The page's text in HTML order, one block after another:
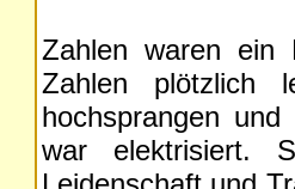
Zahlen waren
Zahlen plötzlich
hochsprangen
war elektrisiert.